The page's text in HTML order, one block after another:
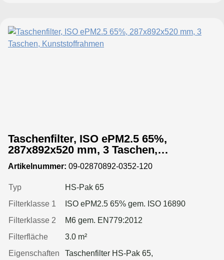
Taschenfilter, ISO ePM2.5 65%,
287x892x520 mm, 3 Taschen,
Kunststoffrahmen
Artikelnummer: 09-02870892-0352-120
Typ
HS-Pak 65
Filterklasse 1
ISO ePM2.5 65% gem. ISO 16890
Filterklasse 2
M6 gem. EN779:2012
Filterfläche
3.0 m²
Eigenschaften
Taschenfilter HS-Pak 65,